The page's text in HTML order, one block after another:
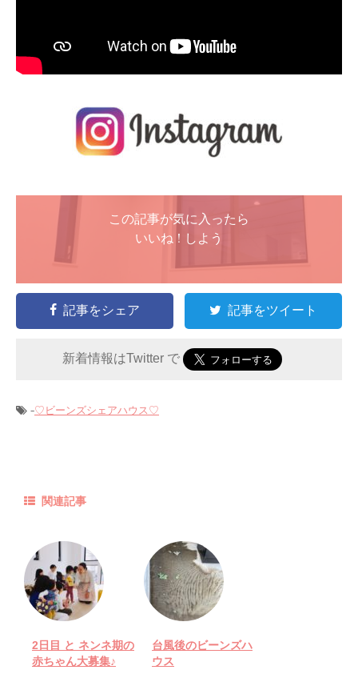
この記事が気に入ったら
いいね ! しよう
記事をシェア 記事をツイート
新着情報はTwitter で
-♡ビーンズシェアハウス♡
関連記事
2日目 と ネンネ期の
赤ちゃん大募集♪
台風後のビーンズハ
ウス